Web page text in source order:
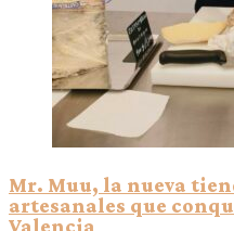
Mr. Muu, la nueva
artesanales que